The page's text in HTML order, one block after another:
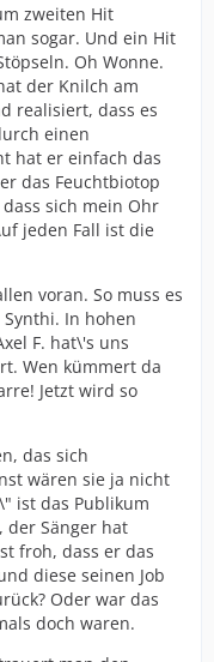
zweiten Hit
sogar. Und ein Hit
Oh Wonne.
der Knilch am
realisiert, dass es
einen
hat er einfach das
das Feuchtbiotop
sich mein Ohr
jeden Fall ist die
voran. So muss es
In hohen
F. hat\'s uns
Wen kümmert da
Jetzt wird so
das sich
wären sie ja nicht
ist das Publikum
der Sänger hat
froh, dass er das
diese seinen Job
Oder war das
doch waren.